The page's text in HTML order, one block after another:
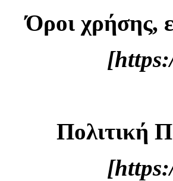
Όροι χρήσης,
Πολιτική